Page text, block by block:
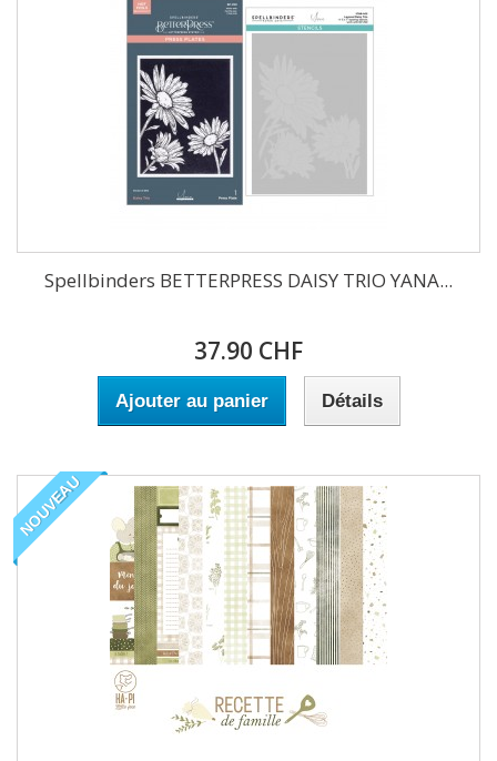
Spellbinders BETTERPRESS DAISY TRIO YANA...
37.90 CHF
Ajouter au panier Détails
NOUVEAU